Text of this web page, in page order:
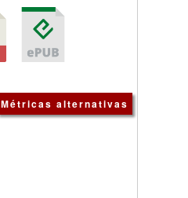
Métricas alternativas